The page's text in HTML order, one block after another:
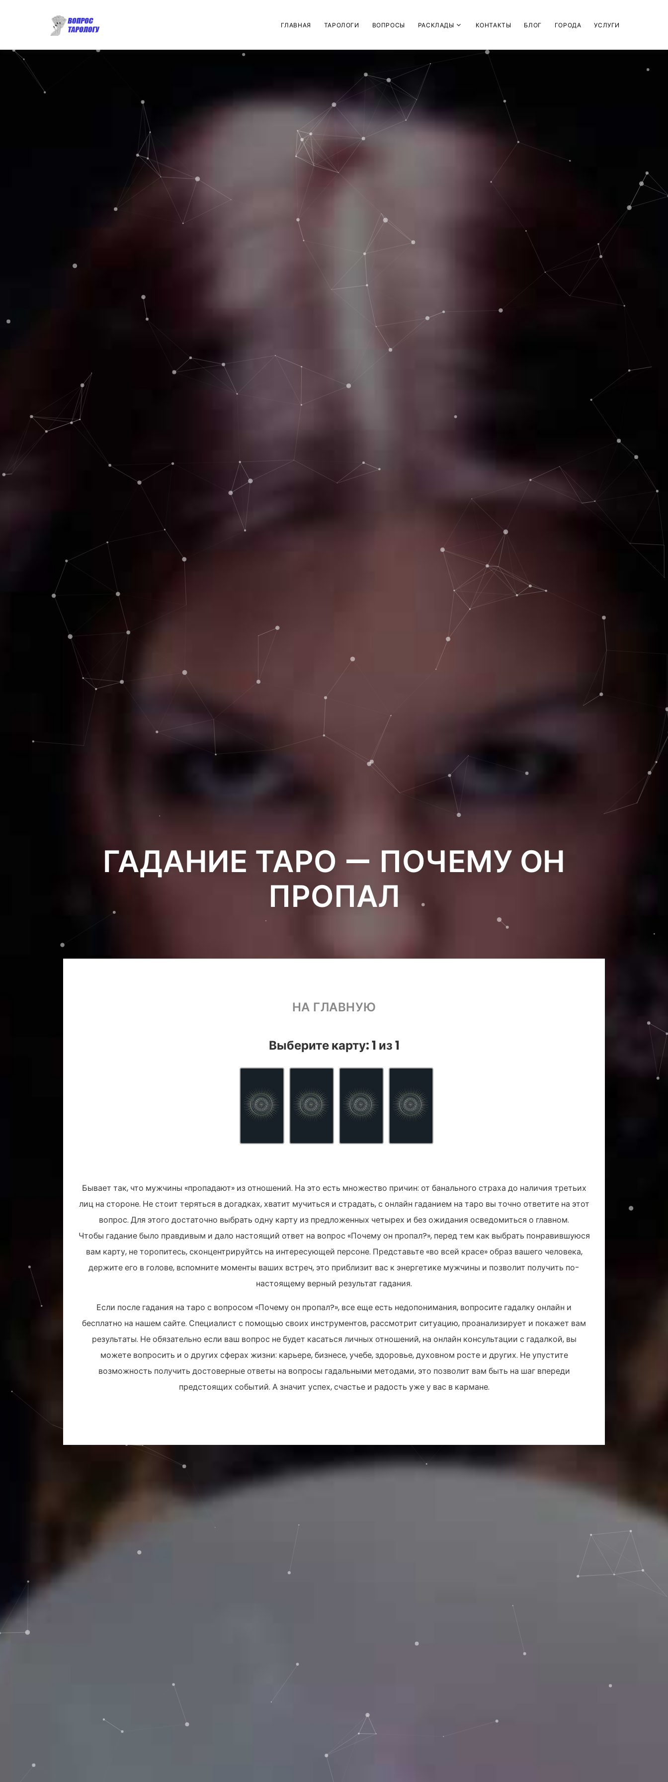
ГЛАВНАЯ ТАРОЛОГИ ВОПРОСЫ РАСКЛАДЫ КОНТАКТЫ БЛОГ ГОРОДА УСЛУГИ
ГАДАНИЕ ТАРО — ПОЧЕМУ ОН
ПРОПАЛ
НА ГЛАВНУЮ
Выберите карту:1 из1
Бывает так, что мужчины «пропадают» из отношений. На это есть множество причин: от банального страха до наличия третьих
лиц на стороне. Не стоит теряться в догадках, хватит мучиться и страдать, с онлайн гаданием на таро вы точно ответите на этот
вопрос. Для этого достаточно выбрать одну карту из предложенных четырех и без ожидания осведомиться о главном.
Чтобы гадание было правдивым и дало настоящий ответ на вопрос «Почему он пропал?», перед тем как выбрать понравившуюся
вам карту, не торопитесь, сконцентрируйтсь на интересующей персоне. Представьте «во всей красе» образ вашего человека,
держите его в голове, вспомните моменты ваших встреч, это приблизит вас к энергетике мужчины и позволит получить по-
настоящему верный результат гадания.
Если после гадания на таро с вопросом «Почему он пропал?», все еще есть недопонимания, вопросите гадалку онлайн и
бесплатно на нашем сайте. Специалист с помощью своих инструментов, рассмотрит ситуацию, проанализирует и покажет вам
результаты. Не обязательно если ваш вопрос не будет касаться личных отношений, на онлайн консультации с гадалкой, вы
можете вопросить и о других сферах жизни: карьере, бизнесе, учебе, здоровье, духовном росте и других. Не упустите
возможность получить достоверные ответы на вопросы гадальными методами, это позволит вам быть на шаг впереди
предстоящих событий. А значит успех, счастье и радость уже у вас в кармане.